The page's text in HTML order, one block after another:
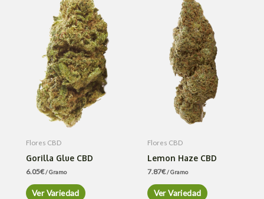
Flores CBD
Gorilla Glue CBD
6.05€/ Gramo
Ver Variedad
Flores CBD
Lemon Haze CBD
7.87€/ Gramo
Ver Variedad